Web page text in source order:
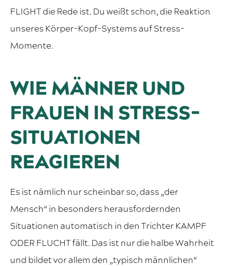
FLIGHT die Rede ist. Du weißt schon, die Reaktion
unseres Körper-Kopf-Systems auf Stress-
Momente.
WIE MÄNNER UND
FRAUEN IN STRESS-
SITUATIONEN
REAGIEREN
Es ist nämlich nur scheinbar so, dass „der
Mensch“ in besonders herausfordernden
Situationen automatisch in den Trichter KAMPF
ODER FLUCHT fällt. Das ist nur die halbe Wahrheit
und bildet vor allem den „typisch männlichen“